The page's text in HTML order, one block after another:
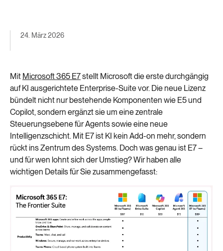
24. März 2026
Mit Microsoft 365 E7stellt Microsoft die erste durchgängig
auf KI ausgerichtete Enterprise-Suite vor. Die neue Lizenz
bündelt nicht nur bestehende Komponenten wie E5 und
Copilot, sondern ergänzt sie um eine zentrale
Steuerungsebene für Agents sowie eine neue
Intelligenzschicht. Mit E7 ist KI kein Add-on mehr, sondern
rückt ins Zentrum des Systems. Doch was genau ist E7 –
und für wen lohnt sich der Umstieg? Wir haben alle
wichtigen Details für Sie zusammengefasst: